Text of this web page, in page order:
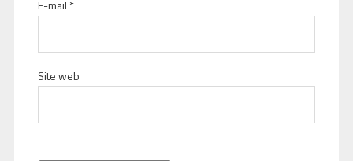
E-mail *
Site web